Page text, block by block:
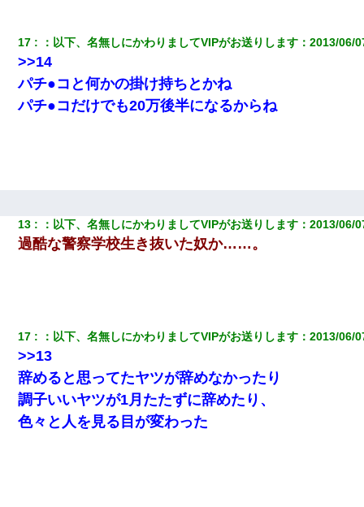
ｗｗｗ
【画像】女上司(30)「終電なくなったね…部屋くる？」ワイ「行
きます！」
17 ： 以下、名無しにかわりましてVIPがお送りします ：2013/06/
>>14
パチ●コと何かの掛け持ちとかね
パチ●コだけでも20万後半になるからね
13 ： 以下、名無しにかわりましてVIPがお送りします ：2013/06/
過酷な警察学校生き抜いた奴か……。
17 ： 以下、名無しにかわりましてVIPがお送りします ：2013/06/
>>13
辞めると思ってたヤツが辞めなかったり
調子いいヤツが1月たたずに辞めたり、
色々と人を見る目が変わった